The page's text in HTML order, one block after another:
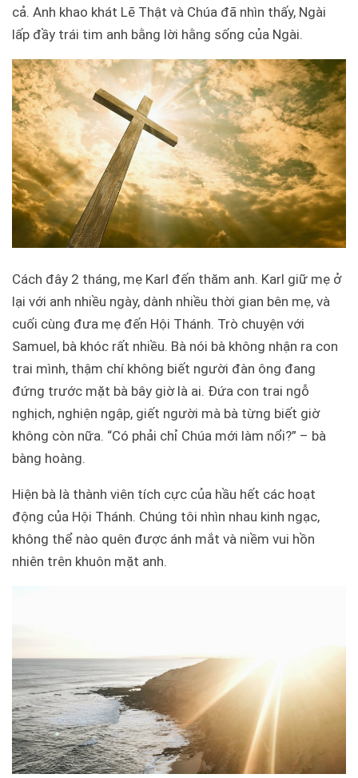
cả. Anh khao khát Lẽ Thật và Chúa đã nhìn thấy, Ngài
lấp đầy trái tim anh bằng lời hằng sống của Ngài.
Cách đây 2 tháng, mẹ Karl đến thăm anh. Karl giữ mẹ ở
lại với anh nhiều ngày, dành nhiều thời gian bên mẹ, và
cuối cùng đưa mẹ đến Hội Thánh. Trò chuyện với
Samuel, bà khóc rất nhiều. Bà nói bà không nhận ra con
trai mình, thậm chí không biết người đàn ông đang
đứng trước mặt bà bây giờ là ai. Đứa con trai ngỗ
nghịch, nghiện ngập, giết người mà bà từng biết giờ
không còn nữa. “Có phải chỉ Chúa mới làm nổi?” – bà
bàng hoàng.
Hiện bà là thành viên tích cực của hầu hết các hoạt
động của Hội Thánh. Chúng tôi nhìn nhau kinh ngạc,
không thể nào quên được ánh mắt và niềm vui hồn
nhiên trên khuôn mặt anh.